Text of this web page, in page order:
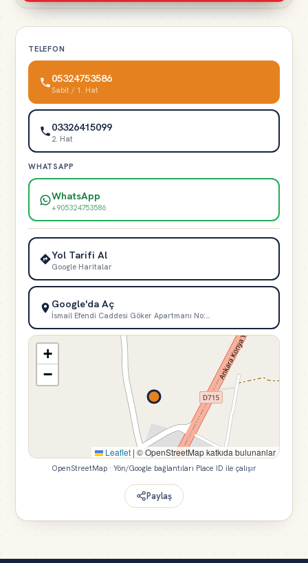
TELEFON
05324753586
Sabit / 1. Hat
03326415099
2. Hat
WHATSAPP
WhatsApp
+905324753586
Yol Tarifi Al
Google Haritalar
Google'da Aç
İsmail Efendi Caddesi Göker Apartmanı No:…
+
−
Leaflet | © OpenStreetMap katkıda bulunanlar
OpenStreetMap · Yön/Google bağlantıları Place ID ile çalışır
Paylaş